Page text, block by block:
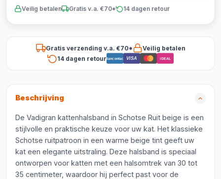
Veilig betalen Gratis v.a. €70* 14 dagen retour
Gratis verzending v.a. €70*
Veilig betalen
14 dagen retourBancontact VISA iDEAL
Beschrijving
De Vadigran kattenhalsband in Schotse Ruit beige is een
stijlvolle en praktische keuze voor uw kat. Het klassieke
Schotse ruitpatroon in een warme beige tint geeft uw
kat een elegante uitstraling. Deze halsband is speciaal
ontworpen voor katten met een halsomtrek van 30 tot
35 centimeter, waardoor hij perfect past voor de